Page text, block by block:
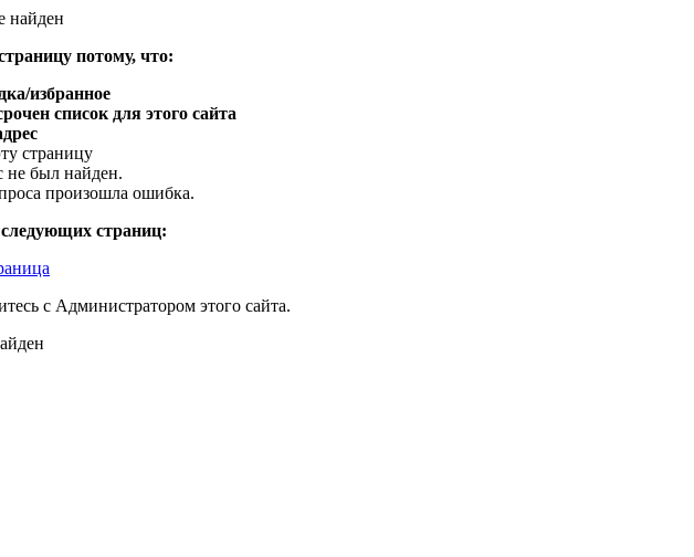
найден
потому, что:
избранное
список для этого сайта
страницу
не был найден.
произошла ошибка.
страниц:
с Администратором этого сайта.